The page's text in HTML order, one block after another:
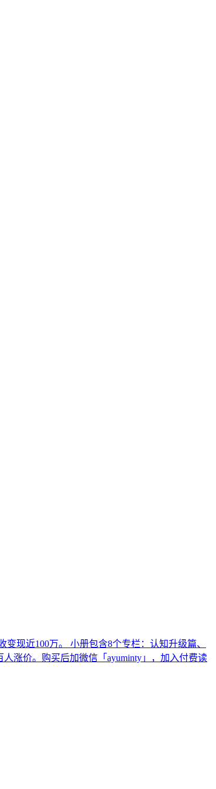
现近100万。 小册包含8个专栏：认知升级篇、
涨价。购买后加微信「ayuminty」，加入付费读